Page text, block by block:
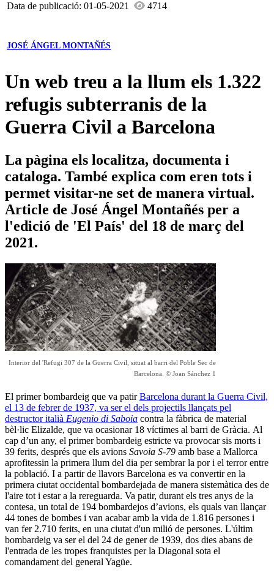
Data de publicació: 01-05-2021
4714
JOSÉ ÁNGEL MONTAÑÉS
Un web treu a la llum els 1.322
refugis subterranis de la
Guerra Civil a Barcelona
La pàgina els localitza, documenta i
cataloga. També explica com eren tots i
permet visitar-ne set de manera virtual.
Article de José Ángel Montañés per a
l'edició de 'El País' del 18 de març del
2021.
Interior del 'Refugi 307 de la Guerra Civil, situat al barri del Poble Sec de
Barcelona. © Joan Sánchez 1
El primer bombardeig que va patirBarcelona durant la Guerra Civil,
el 13 de febrer de 1937, va ser el dels projectils llançats pel
destructor italià Eugenio di Saboia contra la fàbrica de material
bèl·lic Elizalde, que va ocasionar 18 víctimes al barri de Gràcia. Al
cap d’un any, el primer bombardeig estricte va provocar sis morts i
39 ferits, després que els avions Savoia S-79 amb base a Mallorca
aprofitessin la primera llum del dia per sembrar la por i el terror entre
la població. I a partir de llavors Barcelona es va convertir en la
primera ciutat occidental bombardejada de manera sistemàtica des de
l'aire tot i estar a la rereguarda. Va patir, durant els tres anys de la
contesa, un total de 194 bombardejos d’avions, els quals van llançar
44 tones de bombes i van acabar amb la vida de 1.816 persones i
van fer 2.710 ferits, en una ciutat d'un milió de persones. L'últim
bombardeig va ser el del 24 de gener de 1939, dos dies abans de
l'entrada de les tropes franquistes per la Diagonal sota el
comandament del general Yagüe.